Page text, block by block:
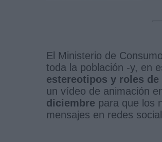
El Ministerio de
toda la población -y, en
estereotipos y roles
un vídeo de animación
diciembre para que los
mensajes en redes